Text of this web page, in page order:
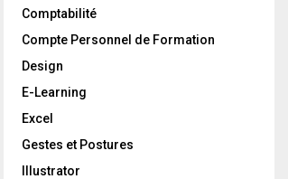
Comptabilité
Compte Personnel de Formation
Design
E-Learning
Excel
Gestes et Postures
Illustrator